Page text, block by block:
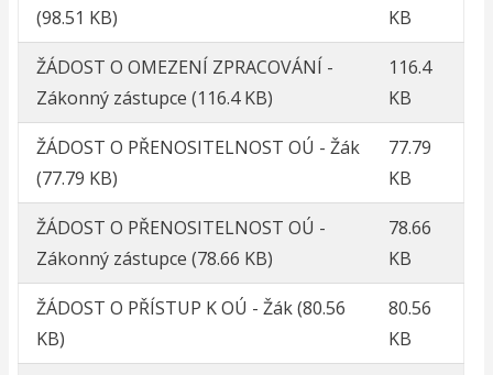
(98.51 KB)
KB
ŽÁDOST O OMEZENÍ ZPRACOVÁNÍ -
Zákonný zástupce (116.4 KB)
116.4
KB
ŽÁDOST O PŘENOSITELNOST OÚ - Žák
(77.79 KB)
77.79
KB
ŽÁDOST O PŘENOSITELNOST OÚ -
Zákonný zástupce (78.66 KB)
78.66
KB
ŽÁDOST O PŘÍSTUP K OÚ - Žák(80.56
KB)
80.56
KB